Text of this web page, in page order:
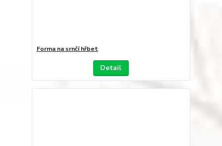
Forma na srnčí hřbet
Detail